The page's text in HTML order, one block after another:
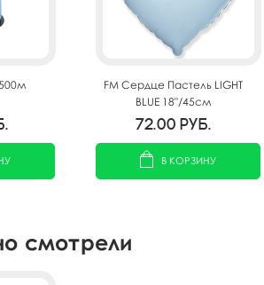
FM Сердце Пастель LIGHT
BLUE 18"/45см
72.00 руб.
В КОРЗИНУ
смотрели